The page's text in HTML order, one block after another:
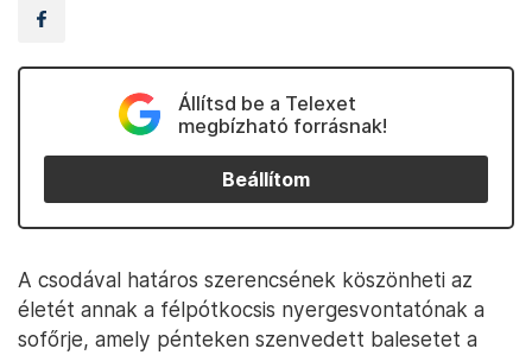
Állítsd be a Telexet
megbízható forrásnak!
Beállítom
A csodával határos szerencsének köszönheti az
életét annak a félpótkocsis nyergesvontatónak a
sofőrje, amely pénteken szenvedett balesetet a